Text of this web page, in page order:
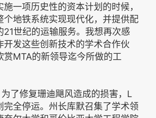
一项历史性的资本计划的时候，
个地铁系统实现现代化，并提供配
21世纪的运输服务。我想再次感
开发这些创新技术的学术合作伙
赏MTA的新领导迄今所做的工
了修复珊迪飓风造成的损害，L
完全停运。州长库默召集了学术领